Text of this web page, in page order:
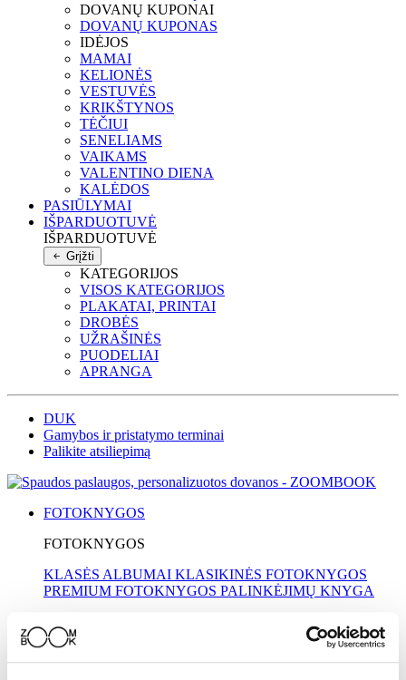
DOVANŲ KUPONAI
DOVANŲ KUPONAS
IDĖJOS
MAMAI
KELIONĖS
VESTUVĖS
KRIKŠTYNOS
TĖČIUI
SENELIAMS
VAIKAMS
VALENTINO DIENA
KALĖDOS
PASIŪLYMAI
IŠPARDUOTUVĖ
IŠPARDUOTUVĖ
Grįžti
KATEGORIJOS
VISOS KATEGORIJOS
PLAKATAI, PRINTAI
DROBĖS
UŽRAŠINĖS
PUODELIAI
APRANGA
DUK
Gamybos ir pristatymo terminai
Palikite atsiliepimą
FOTOKNYGOS
FOTOKNYGOS
KLASĖS ALBUMAI KLASIKINĖS FOTOKNYGOS
PREMIUM FOTOKNYGOS PALINKĖJIMŲ KNYGA
MOKYKLOMS
VESTUVĖS